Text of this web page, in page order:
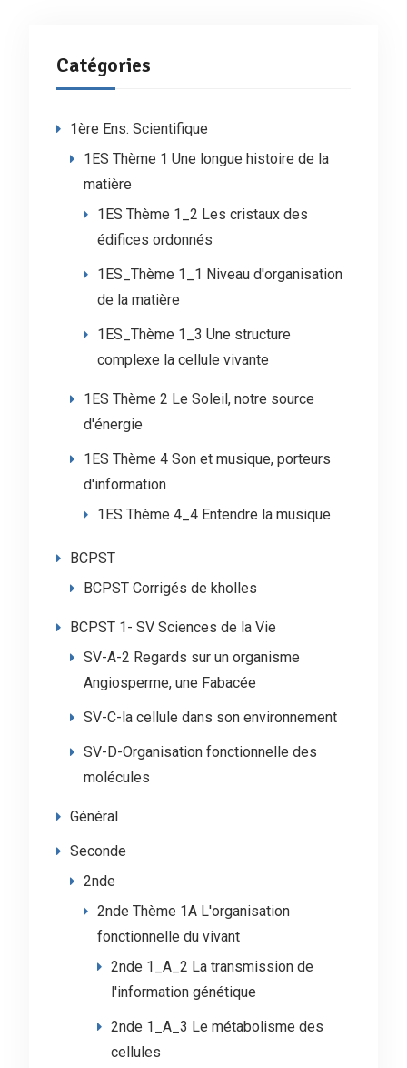
Catégories
1ère Ens. Scientifique
1ES Thème 1 Une longue histoire de la
matière
1ES Thème 1_2 Les cristaux des
édifices ordonnés
1ES_Thème 1_1 Niveau d'organisation
de la matière
1ES_Thème 1_3 Une structure
complexe la cellule vivante
1ES Thème 2 Le Soleil, notre source
d'énergie
1ES Thème 4 Son et musique, porteurs
d'information
1ES Thème 4_4 Entendre la musique
BCPST
BCPST Corrigés de kholles
BCPST 1- SV Sciences de la Vie
SV-A-2 Regards sur un organisme
Angiosperme, une Fabacée
SV-C-la cellule dans son environnement
SV-D-Organisation fonctionnelle des
molécules
Général
Seconde
2nde
2nde Thème 1A L'organisation
fonctionnelle du vivant
2nde 1_A_2 La transmission de
l'information génétique
2nde 1_A_3 Le métabolisme des
cellules